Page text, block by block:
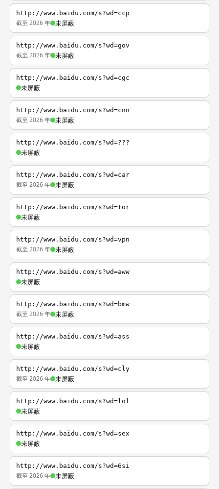
http://www.baidu.com/s?wd=ccp
截至 2026 年 未屏蔽
http://www.baidu.com/s?wd=gov
截至 2026 年 未屏蔽
http://www.baidu.com/s?wd=cgc
未屏蔽
http://www.baidu.com/s?wd=cnn
截至 2026 年 未屏蔽
http://www.baidu.com/s?wd=???
未屏蔽
http://www.baidu.com/s?wd=car
截至 2026 年 未屏蔽
http://www.baidu.com/s?wd=tor
未屏蔽
http://www.baidu.com/s?wd=vpn
截至 2026 年 未屏蔽
http://www.baidu.com/s?wd=aww
未屏蔽
http://www.baidu.com/s?wd=bmw
截至 2026 年 未屏蔽
http://www.baidu.com/s?wd=ass
未屏蔽
http://www.baidu.com/s?wd=cly
截至 2026 年 未屏蔽
http://www.baidu.com/s?wd=lol
未屏蔽
http://www.baidu.com/s?wd=sex
未屏蔽
http://www.baidu.com/s?wd=6si
截至 2026 年 未屏蔽